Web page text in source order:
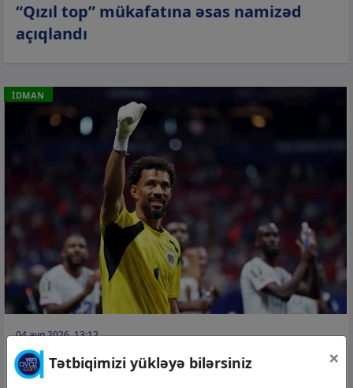
“Qızıl top” mükafatına əsas namizəd
açıqlandı
İDMAN
04 avq 2026, 13:12
Vozinyanın yeni klubu məlum oldu
Tətbiqimizi yükləyə bilərsiniz ×